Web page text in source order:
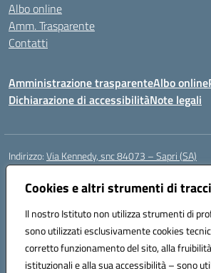
Cookies e altri strumenti di
Il nostro Istituto non utilizza strumenti di
sono utilizzati esclusivamente cookies
corretto funzionamento del sito, alla
istituzionali e alla sua accessibilità – sono
Albo online
Amm. Trasparente
Contatti
Amministrazione trasparenteAlbo online
Dichiarazione di accessibilitàNote legali
Indirizzo:Via Kennedy, snc 84073 – Sapri (SA)
Centralino:
Posta elettronica certificata (PEC):
Codice fiscale: 84002700650
Codice meccanografico:SAIC878008
Codice Indice delle Pubbliche Amministrazioni
Codice unico di fatturazione (CUF): UFYPHY